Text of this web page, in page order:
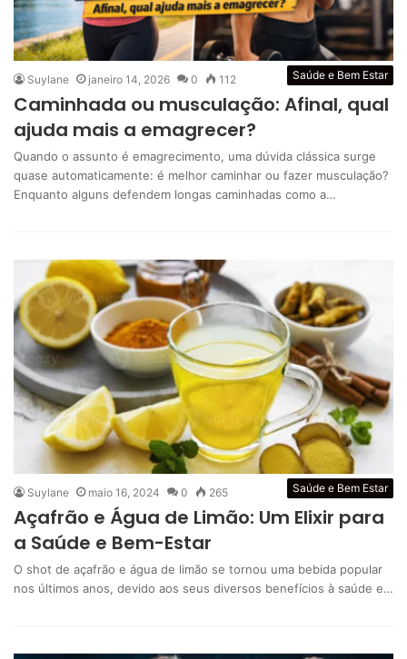
Saúde e Bem Estar
Suylane janeiro 14, 2026 0 112
Caminhada ou musculação: Afinal, qual
ajuda mais a emagrecer?
Quando o assunto é emagrecimento, uma dúvida clássica surge
quase automaticamente: é melhor caminhar ou fazer musculação?
Enquanto alguns defendem longas caminhadas como a…
Saúde e Bem Estar
Suylane maio 16, 2024 0 265
Açafrão e Água de Limão: Um Elixir para
a Saúde e Bem-Estar
O shot de açafrão e água de limão se tornou uma bebida popular
nos últimos anos, devido aos seus diversos benefícios à saúde e…